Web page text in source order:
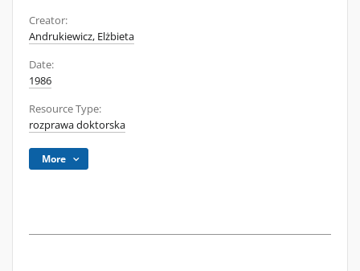
Creator:
Andrukiewicz, Elżbieta
Date:
1986
Resource Type:
rozprawa doktorska
More